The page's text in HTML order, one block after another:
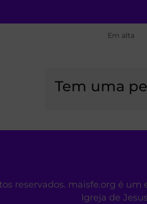
Em alta
Tem uma
reservados. maisfe.org é
Igreja de